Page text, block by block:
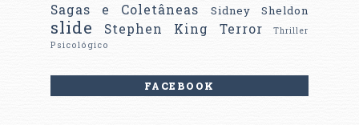
Sagas e Coletâneas
Sidney Sheldon
slide Stephen King Terror
Thriller
Psicológico
FACEBOOK